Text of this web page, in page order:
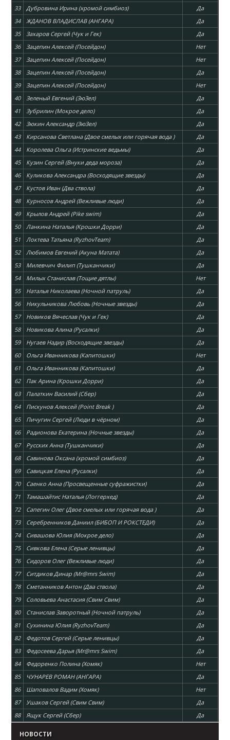
33
Дубровина Ирина (хромой симбиоз)
Да
34
ЖДАНОВ ВЛАДИСЛАВ (АНГАРА)
Да
35
Захаров Сергей (Чук и Гек)
Да
36
Зацепин Алексей (Посейдон)
Нет
37
Зацепин Алексей (Посейдон)
Нет
38
Зацепин Алексей (Посейдон)
Да
39
Зацепин Алексей (Посейдон)
Нет
40
Зеленый Евгений (ЗюЗел)
Да
41
Зубрилин (Мокрое дело)
Да
42
Зюкин Александр (ЗюЗел)
Да
43
Кирсанова Светлана (Двое смелых или горячая вода )
Да
44
Королева Ольга (Истринские ведьмы)
Да
45
Кузин Сергей (Внуки деда мороза)
Да
46
Куликова Александра (Восходящие звезды)
Да
47
Кустов Иван (Два ствола)
Да
48
Курносов Андрей (Вежливые люди)
Да
49
Крылов Андрей (Pike swim)
Да
50
Ланкина Наталья (Крошки Дорри)
Да
51
Локтева Татьяна (RyzhovTeam)
Да
52
Любимов Евгений (Акуна Матата)
Да
53
Милевчич Филип (Тушканчики)
Да
54
Милых Станислав (Тощие дятлы)
Нет
55
Наталья Николаева (Ночной патруль)
Да
56
Никульникова Любовь (Ночные звезды)
Да
57
Новиков Вячеслав (Чук и Гек)
Да
58
Новикова Алина (Русалки)
Да
59
Нугаев Надир (Восходящие звезды)
Да
60
Ольга Иванникова (Капитошки)
Нет
61
Ольга Иванникова (Капитошки)
Да
62
Пак Арина (Крошки Дорри)
Да
63
Палаткин Василий (Сбер)
Да
64
Пискунов Алексей (Point Break )
Да
65
Пичугин Сергей (Люди в чёрном)
Да
66
Радионова Екатерина (Ночные звезды)
Да
67
Русских Анна (Тушканчики)
Да
68
Савинова Оксана (хромой симбиоз)
Да
69
Савицкая Елена (Русалки)
Да
70
Саенко Анна (Просвещенные суфражистки)
Да
71
Тамашайтис Наталья (Логгерхед)
Да
72
Сапегин Олег (Двое смелых или горячая вода )
Да
73
Серебренников Даниил (БИБОП И РОКСТЕДИ)
Да
74
Сивашова Юлия (Мокрое дело)
Да
75
Сивкова Елена (Серые ленивцы)
Да
76
Сидоров Олег (Вежливые люди)
Да
77
Ситдиков Динар (Mr@mrs Swim)
Да
78
Сметанников Антон (Два ствола)
Да
79
Соловьева Анастасия (Свим Свим)
Да
80
Станислав Заворотный (Ночной патруль)
Да
81
Сухинина Юлия (RyzhovTeam)
Да
82
Федотов Сергей (Серые ленивцы)
Да
83
Федосеева Дарья (Mr@mrs Swim)
Да
84
Федоренко Полина (Хомяк)
Нет
85
ЧУНАРЕВ РОМАН (АНГАРА)
Да
86
Шаповалов Вадим (Хомяк)
Нет
87
Ушаков Сергей (Свим Свим)
Да
88
Ящук Сергей (Сбер) Да
НОВОСТИ